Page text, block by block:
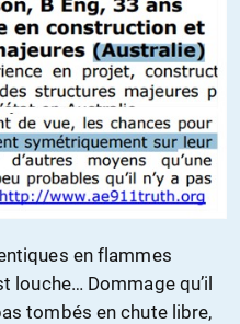
en flammes
louche… Dommage qu’il
tombés en chute libre,